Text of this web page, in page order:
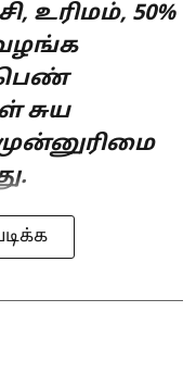
உரிமம், 50%
பெண்
சுய